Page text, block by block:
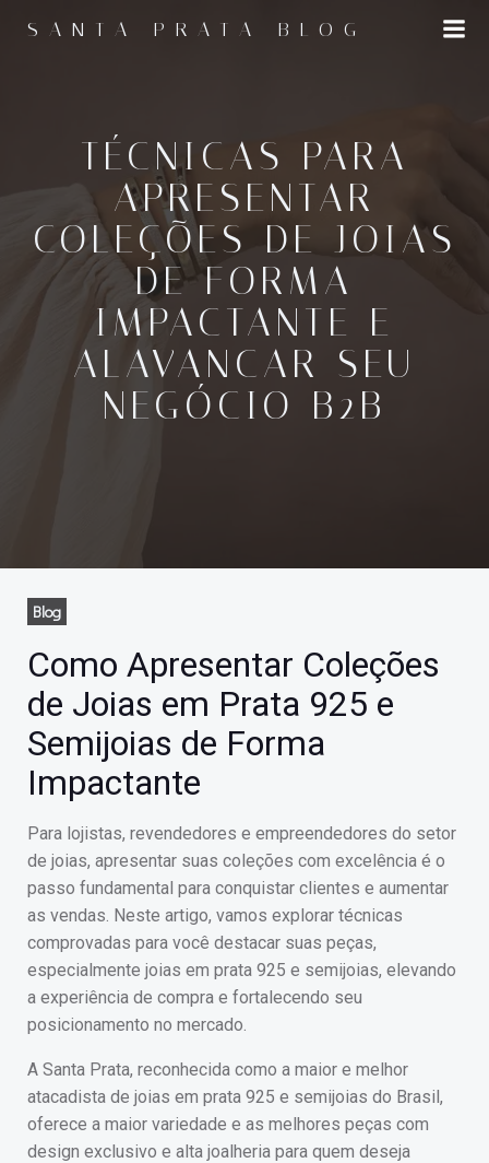
para
SANTA PRATA BLOG
TÉCNICAS PARA
APRESENTAR
COLEÇÕES DE JOIAS
DE FORMA
IMPACTANTE E
ALAVANCAR SEU
NEGÓCIO B2B
Blog
Como Apresentar Coleções
de Joias em Prata 925 e
Semijoias de Forma
Impactante
Para lojistas, revendedores e empreendedores do setor
de joias, apresentar suas coleções com excelência é o
passo fundamental para conquistar clientes e aumentar
as vendas. Neste artigo, vamos explorar técnicas
comprovadas para você destacar suas peças,
especialmente joias em prata 925 e semijoias, elevando
a experiência de compra e fortalecendo seu
posicionamento no mercado.
A Santa Prata, reconhecida como a maior e melhor
atacadista de joias em prata 925 e semijoias do Brasil,
oferece a maior variedade e as melhores peças com
design exclusivo e alta joalheria para quem deseja